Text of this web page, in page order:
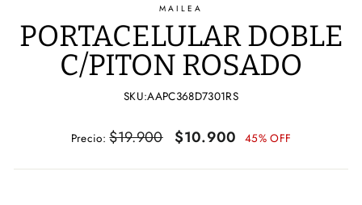
MAILEA
PORTACELULAR DOBLE
C/PITON ROSADO
SKU:AAPC368D7301RS
Precio
Precio:$19.900
Precio
oferta
$10.900 45% OFF